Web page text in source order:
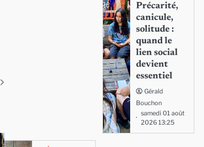
Précarité,
canicule,
solitude :
quand le
lien social
devient
essentiel
Gérald
Bouchon
samedi 01 août
2026 13:25